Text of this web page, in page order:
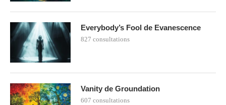
Everybody’s Fool de Evanescence
827 consultations
Vanity de Groundation
607 consultations